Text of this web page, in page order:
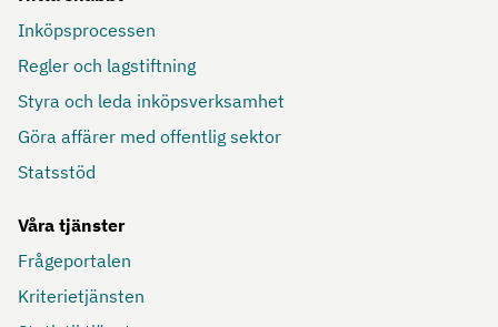
Inköpsprocessen
Regler och lagstiftning
Styra och leda inköpsverksamhet
Göra affärer med offentlig sektor
Statsstöd
Våra tjänster
Frågeportalen
Kriterietjänsten